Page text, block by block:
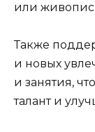
или
Также
и новых
и занятия,
талант и